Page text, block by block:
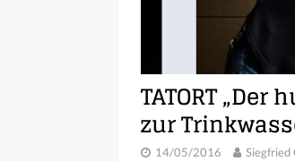
TATORT
zur
14/05/2016 Siegfried